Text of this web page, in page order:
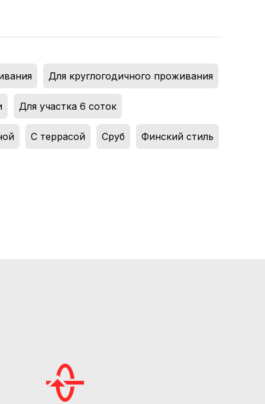
Для круглогодичного проживания
Для участка 6 соток
С террасой Сруб Финский стиль